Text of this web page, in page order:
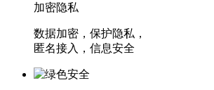
加密隐私
数据加密，保护隐私，
匿名接入，信息安全